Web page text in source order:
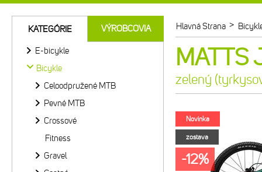
Hlavná Strana >
MATTS
zelený
Novinka
zostava
-12%
KATEGÓRIE VÝROBCOVIA
E-bicykle
Bicykle
Celoodpružené MTB
Pevné MTB
Crossové
Fitness
Gravel